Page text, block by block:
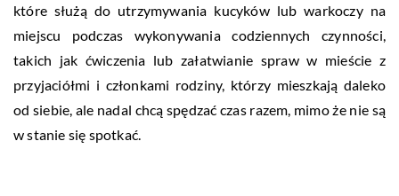
które służą do utrzymywania kucyków lub warkoczy na
miejscu podczas wykonywania codziennych czynności,
takich jak ćwiczenia lub załatwianie spraw w mieście z
przyjaciółmi i członkami rodziny, którzy mieszkają daleko
od siebie, ale nadal chcą spędzać czas razem, mimo że nie są
w stanie się spotkać.